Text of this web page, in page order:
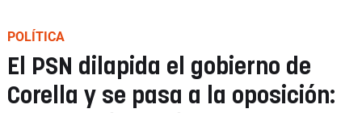
POLÍTICA
El PSN dilapida el gobierno de
Corella y se pasa a la oposición: